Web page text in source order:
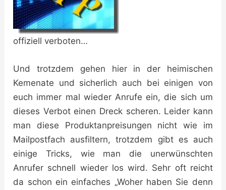
offiziell verboten…
Und trotzdem gehen hier in der heimischen
Kemenate und sicherlich auch bei einigen von
euch immer mal wieder Anrufe ein, die sich um
dieses Verbot einen Dreck scheren. Leider kann
man diese Produktanpreisungen nicht wie im
Mailpostfach ausfiltern, trotzdem gibt es auch
einige Tricks, wie man die unerwünschten
Anrufer schnell wieder los wird. Sehr oft reicht
da schon ein einfaches „Woher haben Sie denn